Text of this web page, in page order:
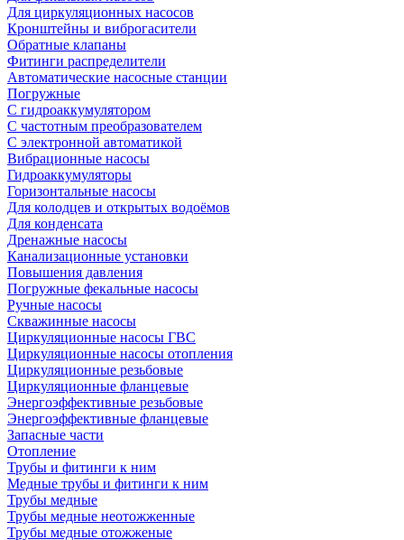
Для циркуляционных насосов
Кронштейны и виброгасители
Обратные клапаны
Фитинги распределители
Автоматические насосные станции
Погружные
С гидроаккумулятором
С частотным преобразователем
С электронной автоматикой
Вибрационные насосы
Гидроаккумуляторы
Горизонтальные насосы
Для колодцев и открытых водоёмов
Для конденсата
Дренажные насосы
Канализационные установки
Повышения давления
Погружные фекальные насосы
Ручные насосы
Скважинные насосы
Циркуляционные насосы ГВС
Циркуляционные насосы отопления
Циркуляционные резьбовые
Циркуляционные фланцевые
Энергоэффективные резьбовые
Энергоэффективные фланцевые
Запасные части
Отопление
Трубы и фитинги к ним
Медные трубы и фитинги к ним
Трубы медные
Трубы медные неотожженные
Трубы медные отожженые